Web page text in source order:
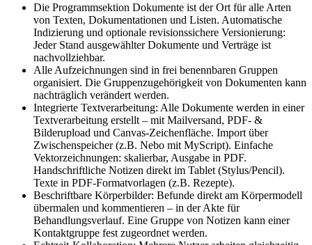
Die Programmsektion Dokumente ist der Ort für alle Arten
von Texten, Dokumentationen und Listen. Automatische
Indizierung und optionale revisionssichere Versionierung:
Jeder Stand ausgewählter Dokumente und Verträge ist
nachvollziehbar.
Alle Aufzeichnungen sind in frei benennbaren Gruppen
organisiert. Die Gruppenzugehörigkeit von Dokumenten kann
nachträglich verändert werden.
Integrierte Textverarbeitung: Alle Dokumente werden in einer
Textverarbeitung erstellt – mit Mailversand, PDF- &
Bilderupload und Canvas-Zeichenfläche. Import über
Zwischenspeicher (z.B. Nebo mit MyScript). Einfache
Vektorzeichnungen: skalierbar, Ausgabe in PDF.
Handschriftliche Notizen direkt im Tablet (Stylus/Pencil).
Texte in PDF-Formatvorlagen (z.B. Rezepte).
Beschriftbare Körperbilder: Befunde direkt am Körpermodell
übermalen und kommentieren – in der Akte für
Behandlungsverlauf. Eine Gruppe von Notizen kann einer
Kontaktgruppe fest zugeordnet werden.